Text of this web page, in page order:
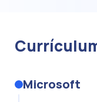
Microsoft